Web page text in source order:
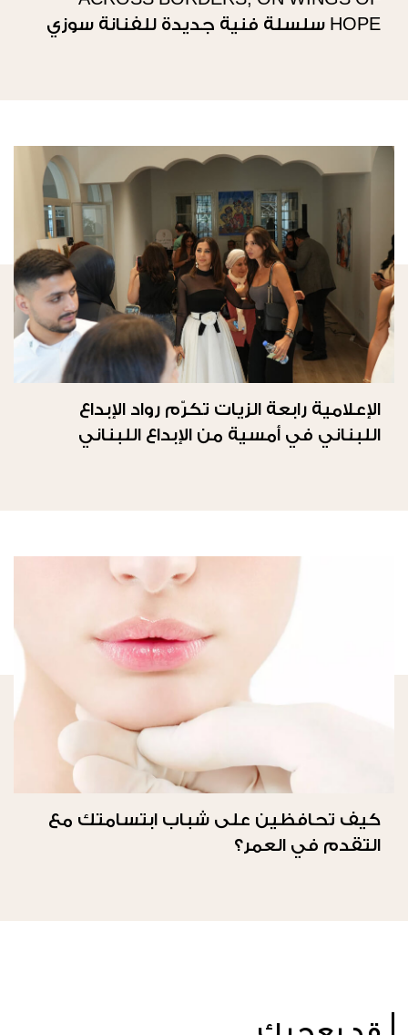
HOPE سلسلة فنية جديدة للفنانة سوزي
الإعلامية رابعة الزيات تكرّم رواد الإبداع
اللبناني في أمسية من الإبداع اللبناني
كيف تحافظين على شباب ابتسامتك مع
التقدم في العمر؟